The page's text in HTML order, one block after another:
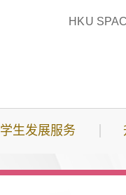
HKU
学生发展服务